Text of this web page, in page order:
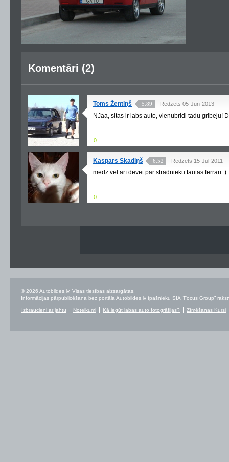
Komentāri (2)
Toms Žentiņš 5.89 Redzēts 05-Jūn-2013
NJaa, sitas ir labs auto, vienubridi tadu gribeju!
0
Kaspars Skadiņš 6.52 Redzēts 15-Jūl-2011
mēdz vēl arī dēvēt par strādnieku tautas ferrari :)
0
© 2026 Autobildes.lv. Visas tiesības aizsargātas.
Informācijas pārpublicēšana bez portāla Autobildes.lv īpašnieku SIA “Focus Group”
Izbraucieni ar jahtu Noteikumi Kā iegūt labas auto fotogrāfijas? Zīmēšanas Kursi